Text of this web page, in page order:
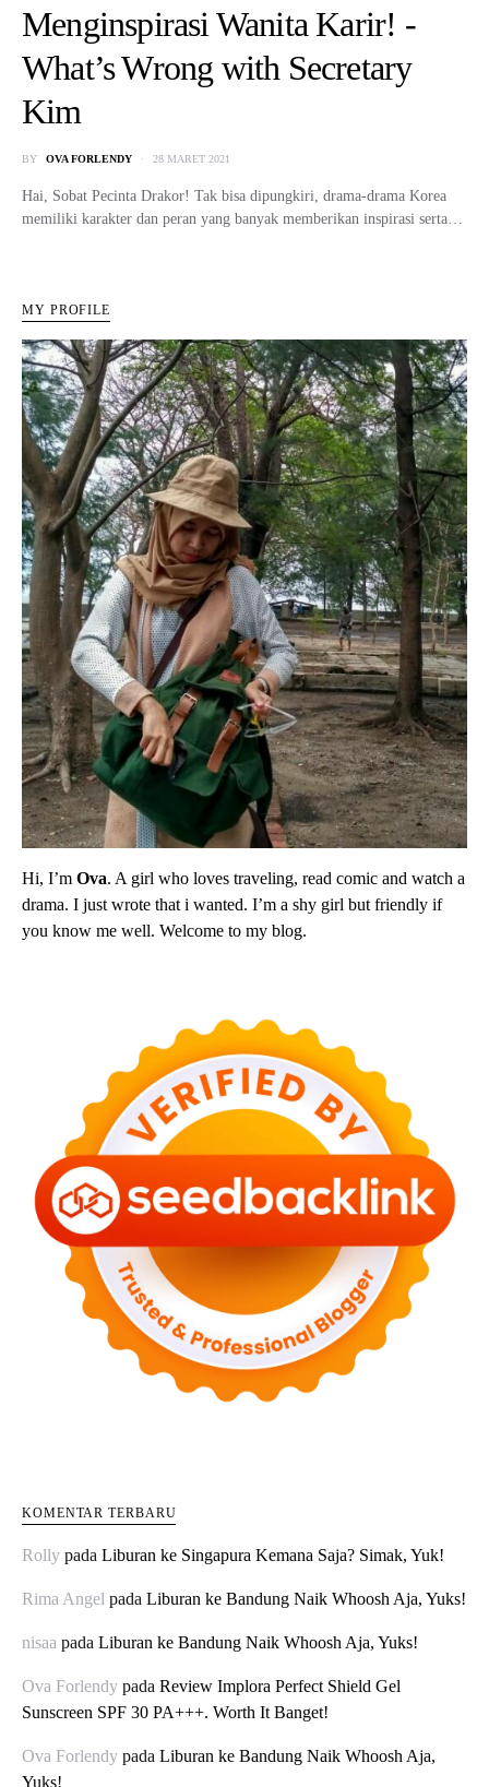
Menginspirasi Wanita Karir! -
What’s Wrong with Secretary
Kim
BY OVA FORLENDY 28 MARET 2021
Hai, Sobat Pecinta Drakor! Tak bisa dipungkiri, drama-drama Korea
memiliki karakter dan peran yang banyak memberikan inspirasi serta…
MY PROFILE
Hi, I’m Ova. A girl who loves traveling, read comic and watch a
drama. I just wrote that i wanted. I’m a shy girl but friendly if
you know me well. Welcome to my blog.
KOMENTAR TERBARU
Rolly pada Liburan ke Singapura Kemana Saja? Simak, Yuk!
Rima Angel pada Liburan ke Bandung Naik Whoosh Aja, Yuks!
nisaa pada Liburan ke Bandung Naik Whoosh Aja, Yuks!
Ova Forlendy pada Review Implora Perfect Shield Gel
Sunscreen SPF 30 PA+++. Worth It Banget!
Ova Forlendy pada Liburan ke Bandung Naik Whoosh Aja,
Yuks!